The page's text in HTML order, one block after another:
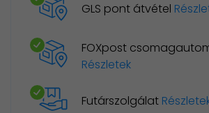
GLS pont átvétel
FOXpost
Részletek
Futárszolgálat